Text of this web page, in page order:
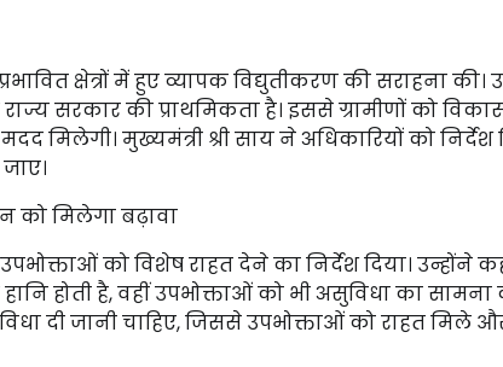
क्षेत्रों में हुए व्यापक विद्युतीकरण की सराहना की।
सरकार की प्राथमिकता है। इससे ग्रामीणों को
मुख्यमंत्री श्री साय ने अधिकारियों को निर्देश
को मिलेगा बढ़ावा
को विशेष राहत देने का निर्देश दिया। उन्होंने
होती है, वहीं उपभोक्ताओं को भी असुविधा का
दी जानी चाहिए, जिससे उपभोक्ताओं को राहत मिले